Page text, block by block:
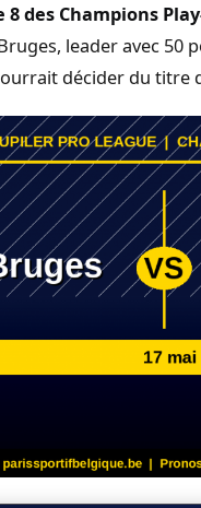
des Champions
leader avec 50
décider du titre